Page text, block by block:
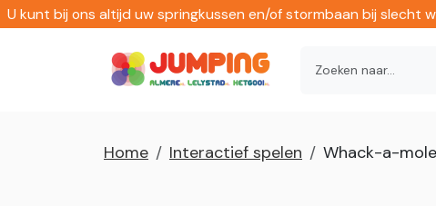
U kunt bij ons altijd uw springkussen en/of stormbaan bij slecht
Home Interactief spelen Whack-a-mole